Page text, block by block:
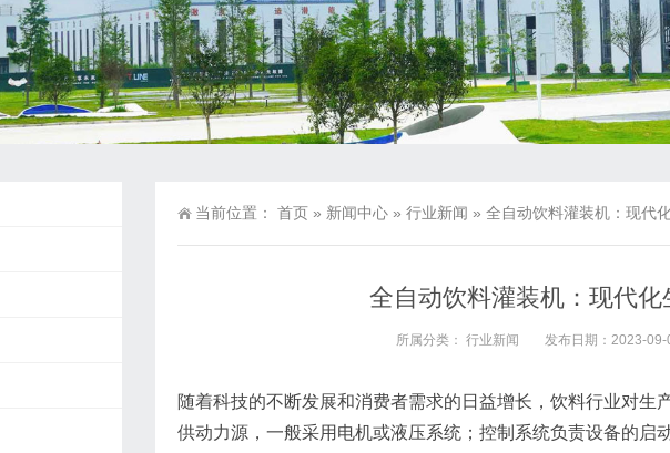
当前位置： 首页 » 新闻中心 » 行业新闻 » 全自动饮料灌装机：现代
全自动饮料灌装机：现代化
所属分类： 行业新闻 发布日期：2023-
随着科技的不断发展和消费者需求的日益增长，饮料行业对生
供动力源，一般采用电机或液压系统；控制系统负责设备的启